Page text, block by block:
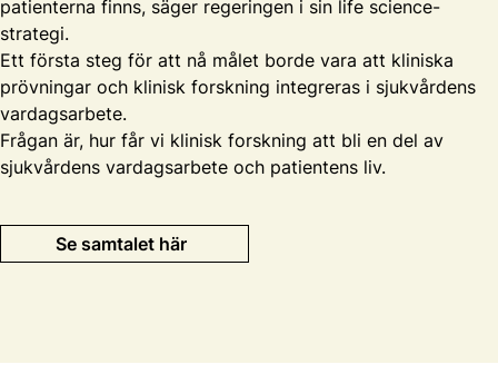
patienterna finns, säger regeringen i sin life science-
strategi.
Ett första steg för att nå målet borde vara att kliniska
prövningar och klinisk forskning integreras i sjukvårdens
vardagsarbete.
Frågan är, hur får vi klinisk forskning att bli en del av
sjukvårdens vardagsarbete och patientens liv.
Se samtalet här